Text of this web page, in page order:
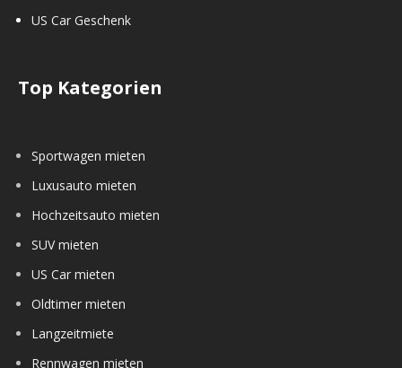
US Car Geschenk
Top Kategorien
Sportwagen mieten
Luxusauto mieten
Hochzeitsauto mieten
SUV mieten
US Car mieten
Oldtimer mieten
Langzeitmiete
Rennwagen mieten